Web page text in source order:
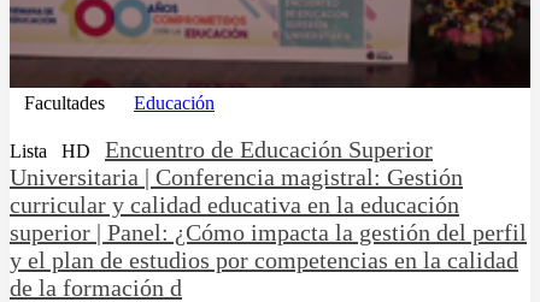
Facultades Educación
Lista HD
Encuentro de Educación Superior
Universitaria | Conferencia magistral: Gestión
curricular y calidad educativa en la educación
superior | Panel: ¿Cómo impacta la gestión del perfil
y el plan de estudios por competencias en la calidad
de la formación d